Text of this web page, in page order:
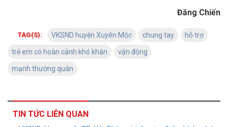
Đăng Chiến
TAG(S): VKSND huyện Xuyên Mộc chung tay hỗ trợ
trẻ em có hoàn cảnh khó khăn vận động
mạnh thường quân
TIN TỨC LIÊN QUAN